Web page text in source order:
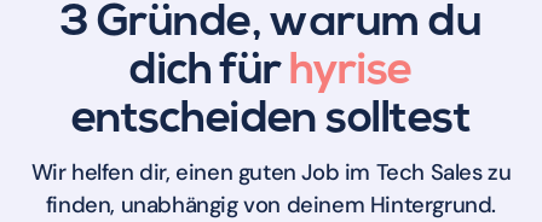
3 Gründe, warum du
dich fürhyrise
entscheiden solltest
Wir helfen dir, einen guten Job im Tech Sales zu
finden, unabhängig von deinem Hintergrund.